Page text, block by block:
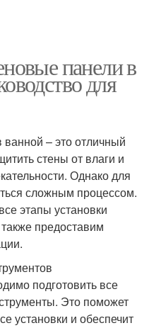
панели в
для
– это отличный
стены от влаги и
Однако для
сложным процессом.
этапы установки
предоставим
подготовить все
Это поможет
установки и обеспечит